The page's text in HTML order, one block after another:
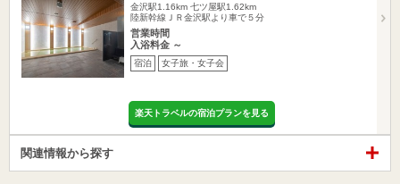
金沢駅1.16km 七ツ屋駅1.62km
陸新幹線ＪＲ金沢駅より車で５分
営業時間
入浴料金 ～
宿泊 女子旅・女子会
楽天トラベルの宿泊プランを見る
関連情報から探す